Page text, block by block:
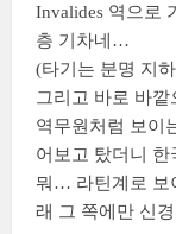
Invalides 역으로
층 기차네…
(타기는 분명 지
그리고 바로 바
역무원처럼 보이
어보고 탔더니
뭐… 라틴계로 보
래 그 쪽에만 신